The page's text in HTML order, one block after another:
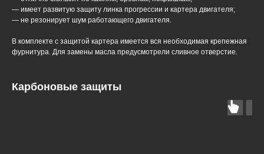
— имеет развитую защиту линка прогрессии и картера двигателя;
— не резонирует шум работающего двигателя.
В комплекте с защитой картера имеется вся необходимая крепежная
фурнитура. Для замены масла предусмотрели сливное отверстие.
Карбоновые защиты